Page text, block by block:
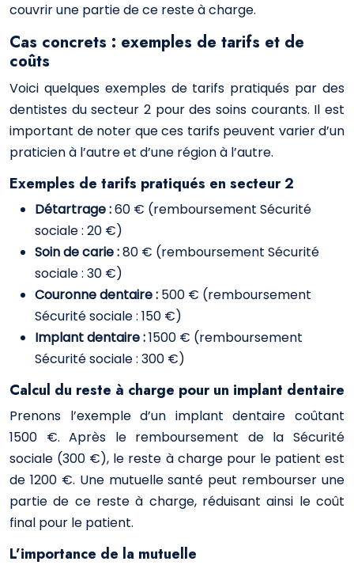
couvrir une partie de ce reste à charge.
Cas concrets : exemples de tarifs et de
coûts
Voici quelques exemples de tarifs pratiqués par des
dentistes du secteur 2 pour des soins courants. Il est
important de noter que ces tarifs peuvent varier d’un
praticien à l’autre et d’une région à l’autre.
Exemples de tarifs pratiqués en secteur 2
Détartrage :60 € (remboursement Sécurité
sociale : 20 €)
Soin de carie :80 € (remboursement Sécurité
sociale : 30 €)
Couronne dentaire : 500 € (remboursement
Sécurité sociale : 150 €)
Implant dentaire :1500 € (remboursement
Sécurité sociale : 300 €)
Calcul du reste à charge pour un implant dentaire
Prenons l’exemple d’un implant dentaire coûtant
1500 €. Après le remboursement de la Sécurité
sociale (300 €), le reste à charge pour le patient est
de 1200 €. Une mutuelle santé peut rembourser une
partie de ce reste à charge, réduisant ainsi le coût
final pour le patient.
L’importance de la mutuelle